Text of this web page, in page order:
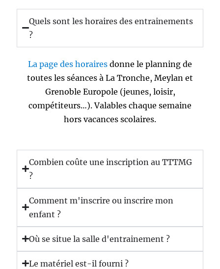
Quels sont les horaires des entrainements
?
La page des horaires donne le planning de
toutes les séances à La Tronche, Meylan et
Grenoble Europole (jeunes, loisir,
compétiteurs…). Valables chaque semaine
hors vacances scolaires.
Combien coûte une inscription au TTTMG
?
Comment m'inscrire ou inscrire mon
enfant ?
Où se situe la salle d'entrainement ?
Le matériel est-il fourni ?